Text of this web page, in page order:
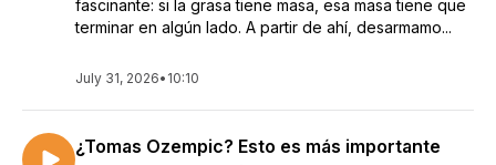
fascinante: si la grasa tiene masa, esa masa tiene que
terminar en algún lado. A partir de ahí, desarmamo...
July 31, 2026• 10:10
¿Tomas Ozempic? Esto es más importante